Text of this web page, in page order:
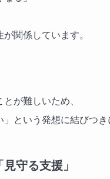
関係しています。
が難しいため、
という発想に結びつき
守る支援」